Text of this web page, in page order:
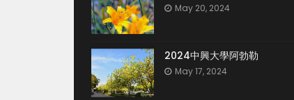
May 20, 2024
2024中興大學阿勃勒
May 17, 2024